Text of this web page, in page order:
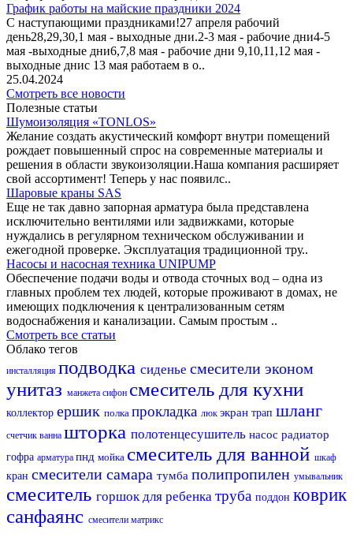
График работы на майские праздники 2024
С наступающими праздниками!27 апреля рабочий
день28,29,30,1 мая - выходные дни.2-3 мая - рабочие дни4-5
мая -выходные дни6,7,8 мая - рабочие дни 9,10,11,12 мая -
выходные днис 13 мая работаем в о..
25.04.2024
Смотреть все новости
Полезные статьи
Шумоизоляция «TONLOS»
Желание создать акустический комфорт внутри помещений
рождает повышенный спрос на современные материалы и
решения в области звукоизоляции.Наша компания расширяет
свой ассортимент! Теперь у нас появилс..
Шаровые краны SAS
Еще не так давно запорная арматура была представлена
исключительно вентилями или задвижками, которые
нуждались в регулярном техническом обслуживании и
ежегодной проверке. Эксплуатация традиционной тру..
Насосы и насосная техника UNIPUMP
Обеспечение подачи воды и отвода сточных вод – одна из
главных проблем тех людей, которые проживают в домах, не
имеющих подключения к централизованным сетям
водоснабжения и канализации. Самым простым ..
Смотреть все статьи
Облако тегов
инсталляция подводка сиденье смесители эконом
унитаз манжета сифон смеситель для кухни
коллектор ершик полка прокладка люк экран трап шланг
счетчик ванна шторка полотенцесушитель насос радиатор
гофра арматура пнд мойка смеситель для ванной шкаф
кран смесители самара тумба полипропилен умывальник
смеситель горшок для ребенка труба поддон коврик
санфаянс смесители матрикс